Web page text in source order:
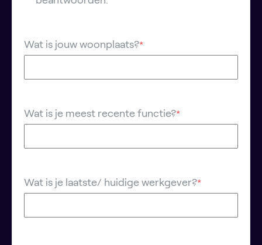
Wat is jouw woonplaats?*
Wat is je meest recente functie?*
Wat is je laatste/ huidige werkgever?*